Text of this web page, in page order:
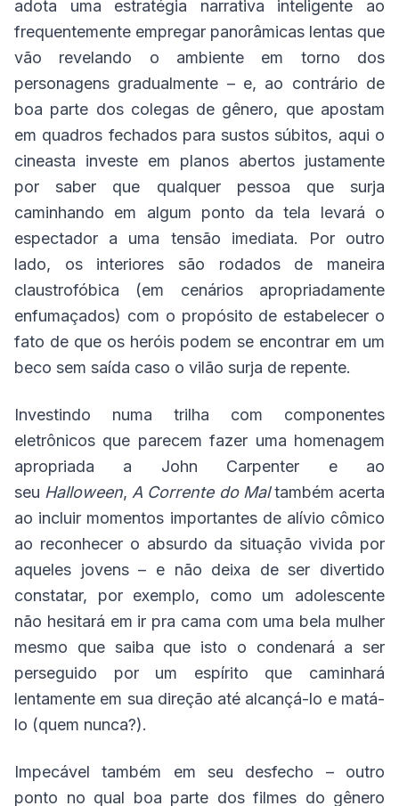
adota uma estratégia narrativa inteligente ao
frequentemente empregar panorâmicas lentas que
vão revelando o ambiente em torno dos
personagens gradualmente – e, ao contrário de
boa parte dos colegas de gênero, que apostam
em quadros fechados para sustos súbitos, aqui o
cineasta investe em planos abertos justamente
por saber que qualquer pessoa que surja
caminhando em algum ponto da tela levará o
espectador a uma tensão imediata. Por outro
lado, os interiores são rodados de maneira
claustrofóbica (em cenários apropriadamente
enfumaçados) com o propósito de estabelecer o
fato de que os heróis podem se encontrar em um
beco sem saída caso o vilão surja de repente.
Investindo numa trilha com componentes
eletrônicos que parecem fazer uma homenagem
apropriada a John Carpenter e ao
seu Halloween, A Corrente do Maltambém acerta
ao incluir momentos importantes de alívio cômico
ao reconhecer o absurdo da situação vivida por
aqueles jovens – e não deixa de ser divertido
constatar, por exemplo, como um adolescente
não hesitará em ir pra cama com uma bela mulher
mesmo que saiba que isto o condenará a ser
perseguido por um espírito que caminhará
lentamente em sua direção até alcançá-lo e matá-
lo (quem nunca?).
Impecável também em seu desfecho – outro
ponto no qual boa parte dos filmes do gênero